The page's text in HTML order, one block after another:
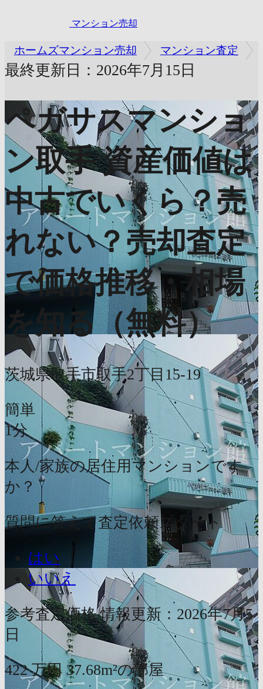
マンション売却
ホームズマンション売却 マンション査定
最終更新日：2026年7月15日
ペガサスマンショ
ン取手 資産価値は
中古でいくら？売
れない？売却査定
で価格推移・相場
を知る（無料）
茨城県取手市取手2丁目15-19
簡単
1分
本人/家族の居住用マンションです
か？
質問に答えて査定依頼スタート
はい
いいえ
参考査定価格 情報更新：2026年7月5
日
422 万円 37.68m²の部屋